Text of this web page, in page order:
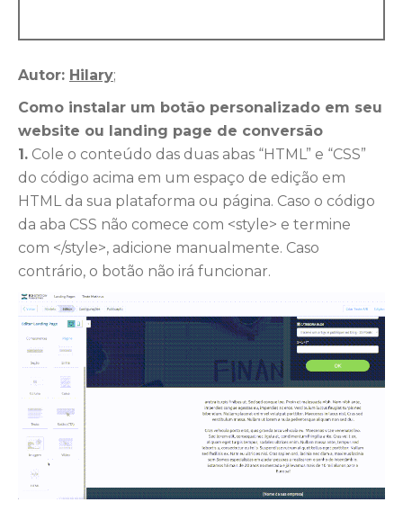
Autor: Hilary;
Como instalar um botão personalizado em seu
website ou landing page de conversão
1. Cole o conteúdo das duas abas “HTML” e “CSS”
do código acima em um espaço de edição em
HTML da sua plataforma ou página. Caso o código
da aba CSS não comece com <style> e termine
com </style>, adicione manualmente. Caso
contrário, o botão não irá funcionar.